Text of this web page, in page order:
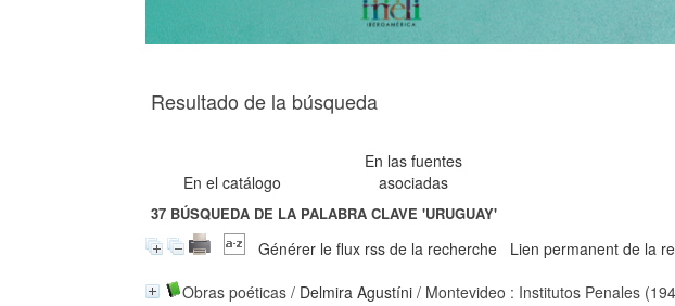
Resultado de la búsqueda
En el catálogo
En las fuentes
asociadas
37 BÚSQUEDA DE LA PALABRA CLAVE'URUGUAY'
Générer le flux rss de la recherche Lien permanent de la
Obras poéticas / Delmira Agustíni / Montevideo : Institutos Penales